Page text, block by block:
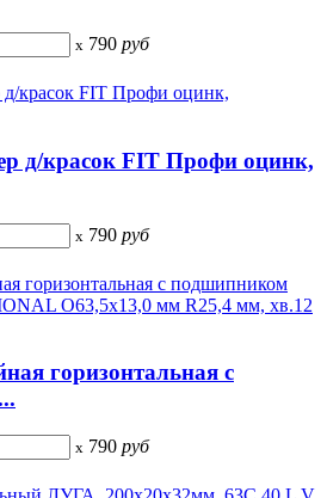
x 790 руб
д/красок FIT Профи оцинк,
x 790 руб
горизонтальная с
x 790 руб